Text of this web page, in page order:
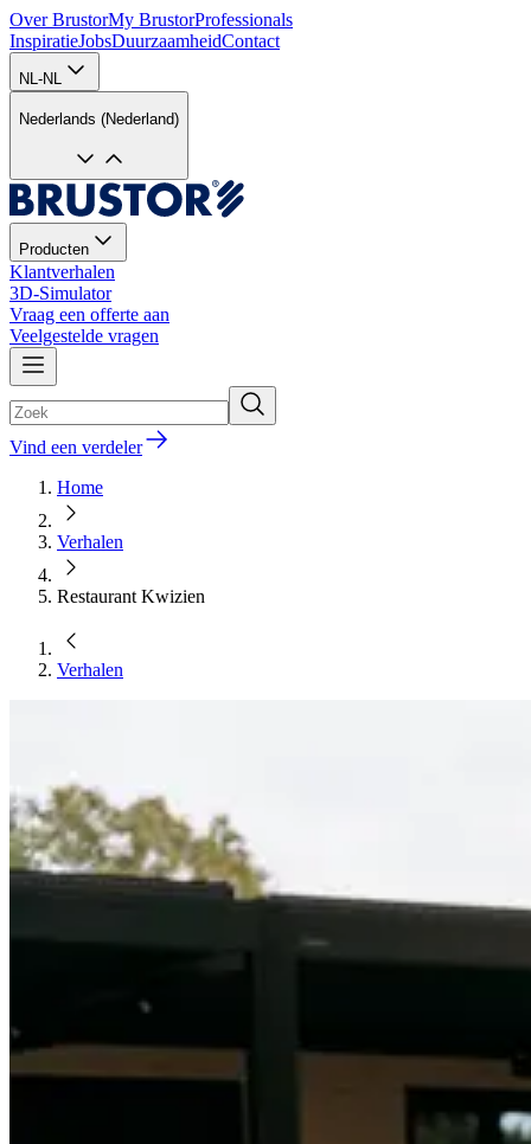
Over BrustorMy BrustorProfessionals
InspiratieJobsDuurzaamheidContact
NL-NL
Nederlands (Nederland)
Producten
Klantverhalen
3D-Simulator
Vraag een offerte aan
Veelgestelde vragen
Vind een verdeler
Home
Verhalen
Restaurant Kwizien
Verhalen